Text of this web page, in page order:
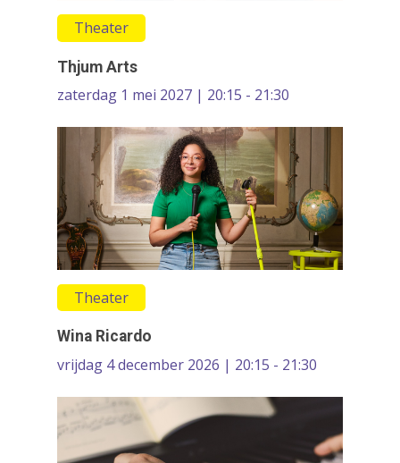
Theater
Thjum Arts
zaterdag 1 mei 2027 | 20:15 - 21:30
Theater
Wina Ricardo
vrijdag 4 december 2026 | 20:15 - 21:30
Galerie
Koren
Media
Muziek
Theater